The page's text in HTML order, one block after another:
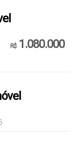
R$1.080.000